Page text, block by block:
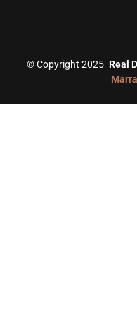
©Copyright 2025 Real